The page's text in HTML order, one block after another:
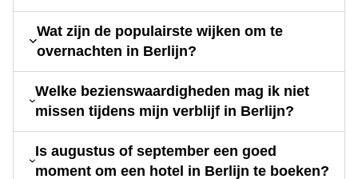
Wat zijn de populairste wijken om te
overnachten in Berlijn?
Welke bezienswaardigheden mag ik niet
missen tijdens mijn verblijf in Berlijn?
Is augustus of september een goed
moment om een hotel in Berlijn te boeken?